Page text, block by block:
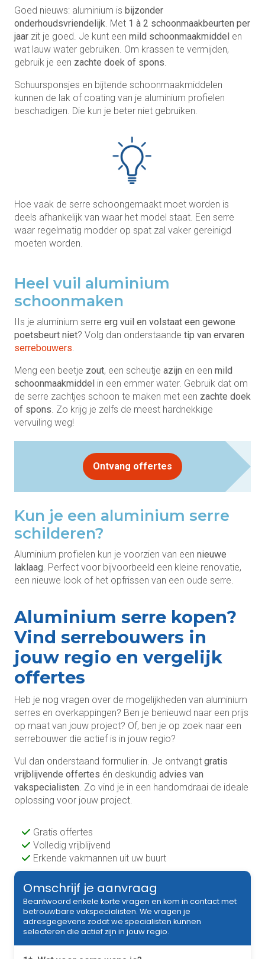
Goed nieuws: aluminium is bijzonder
onderhoudsvriendelijk. Met 1 à 2 schoonmaakbeurten per
jaar zit je goed. Je kunt een mild schoonmaakmiddel en
wat lauw water gebruiken. Om krassen te vermijden,
gebruik je een zachte doek of spons.
Schuursponsjes en bijtende schoonmaakmiddelen
kunnen de lak of coating van je aluminium profielen
beschadigen. Die kun je beter niet gebruiken.
Hoe vaak de serre schoongemaakt moet worden is
deels afhankelijk van waar het model staat. Een serre
waar regelmatig modder op spat zal vaker gereinigd
moeten worden.
Heel vuil aluminium
schoonmaken
IIs je aluminium serre erg vuil en volstaat een gewone
poetsbeurt niet? Volg dan onderstaande tip van ervaren
serrebouwers.
Meng een beetje zout, een scheutje azijn en een mild
schoonmaakmiddel in een emmer water. Gebruik dat om
de serre zachtjes schoon te maken met een zachte doek
of spons. Zo krijg je zelfs de meest hardnekkige
vervuiling weg!
Ontvang offertes
Kun je een aluminium serre
schilderen?
Aluminium profielen kun je voorzien van een nieuwe
laklaag. Perfect voor bijvoorbeeld een kleine renovatie,
een nieuwe look of het opfrissen van een oude serre.
Aluminium serre kopen?
Vind serrebouwers in
jouw regio en vergelijk
offertes
Heb je nog vragen over de mogelijkheden van aluminium
serres en overkappingen? Ben je benieuwd naar een prijs
op maat van jouw project? Of, ben je op zoek naar een
serrebouwer die actief is in jouw regio?
Vul dan onderstaand formulier in. Je ontvangt gratis
vrijblijvende offertes én deskundig advies van
vakspecialisten. Zo vind je in een handomdraai de ideale
oplossing voor jouw project.
Gratis offertes
Volledig vrijblijvend
Erkende vakmannen uit uw buurt
Omschrijf je aanvraag
Beantwoord enkele korte vragen en kom in contact met
betrouwbare vakspecialisten. We vragen je
adresgegevens zodat we specialisten kunnen
selecteren die actief zijn in jouw regio.